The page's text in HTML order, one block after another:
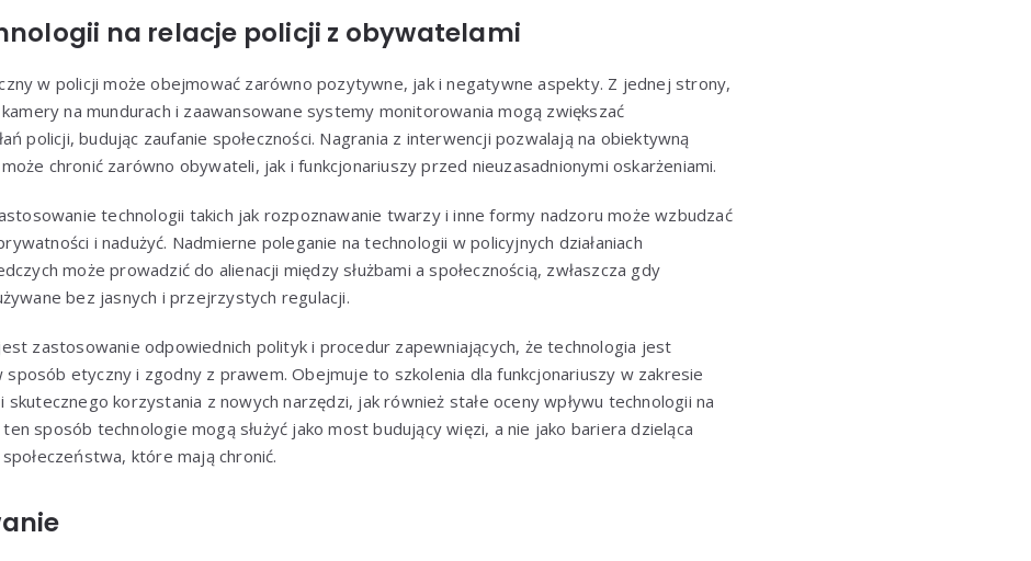
na relacje policji z obywatelami
w policji może obejmować zarówno pozytywne, jak i negatywne aspekty. Z jednej strony,
na mundurach i zaawansowane systemy monitorowania mogą zwiększać
policji, budując zaufanie społeczności. Nagrania z interwencji pozwalają na obiektywną
chronić zarówno obywateli, jak i funkcjonariuszy przed nieuzasadnionymi oskarżeniami.
technologii takich jak rozpoznawanie twarzy i inne formy nadzoru może wzbudzać
i nadużyć. Nadmierne poleganie na technologii w policyjnych działaniach
może prowadzić do alienacji między służbami a społecznością, zwłaszcza gdy
bez jasnych i przejrzystych regulacji.
zastosowanie odpowiednich polityk i procedur zapewniających, że technologia jest
etyczny i zgodny z prawem. Obejmuje to szkolenia dla funkcjonariuszy w zakresie
korzystania z nowych narzędzi, jak również stałe oceny wpływu technologii na
sposób technologie mogą służyć jako most budujący więzi, a nie jako bariera dzieląca
które mają chronić.